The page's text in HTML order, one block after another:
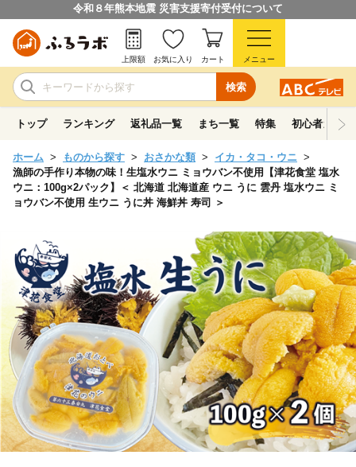
令和８年熊本地震 災害支援寄付受付について
検索
上限額 お気に入り カート メニュー
トップ ランキング 返礼品一覧 まち一覧 特集 初心者ガイド
ホーム ものから探す おさかな類
イカ・タコ・ウニ
漁師の手作り本物の味！生塩水ウニ ミョウバン不使用【津花食堂 塩水
ウニ：100g×2パック】＜ 北海道 北海道産 ウニ うに 雲丹 塩水ウニ ミ
ョウバン不使用 生ウニ うに丼 海鮮丼 寿司 ＞